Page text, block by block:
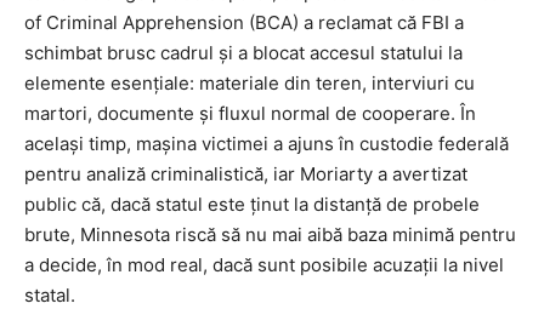
of Criminal Apprehension (BCA) a reclamat că FBI a
schimbat brusc cadrul și a blocat accesul statului la
elemente esențiale: materiale din teren, interviuri cu
martori, documente și fluxul normal de cooperare. În
același timp, mașina victimei a ajuns în custodie federală
pentru analiză criminalistică, iar Moriarty a avertizat
public că, dacă statul este ținut la distanță de probele
brute, Minnesota riscă să nu mai aibă baza minimă pentru
a decide, în mod real, dacă sunt posibile acuzații la nivel
statal.